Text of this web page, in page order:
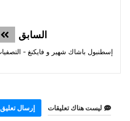
السابق
ليست هناك تعليقات إرسال تعليق